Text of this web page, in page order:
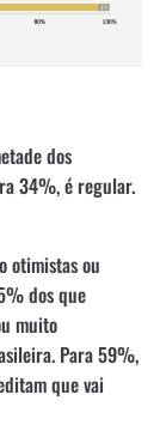
dos
34%, é regular.
otimistas ou
dos que
muito
Para 59%,
que vai